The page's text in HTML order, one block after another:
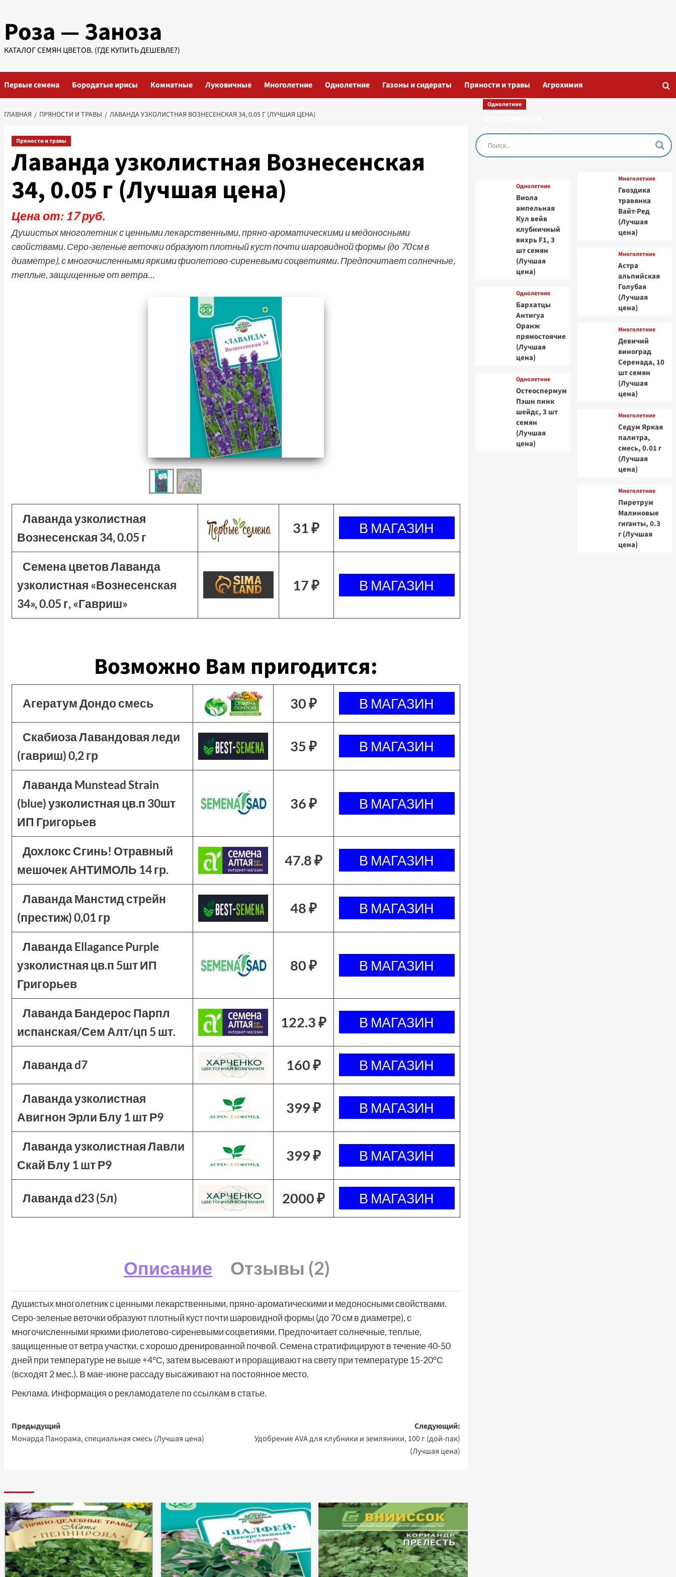
содержимому
Роза — Заноза
КАТАЛОГ СЕМЯН ЦВЕТОВ. (ГДЕ КУПИТЬ ДЕШЕВЛЕ?)
Первые семена Бородатые ирисы Комнатные Луковичные Многолетние Однолетние Газоны и сидераты Пряности и травы Агрохимия
ГЛАВНАЯ ПРЯНОСТИ И ТРАВЫ ЛАВАНДА УЗКОЛИСТНАЯ ВОЗНЕСЕНСКАЯ 34, 0.05 Г (ЛУЧШАЯ ЦЕНА)
Пряности и травы
Лаванда узколистная Вознесенская
34, 0.05 г (Лучшая цена)
Цена от: 17 руб.
Душистых многолетник с ценными лекарственными, пряно-ароматическими и медоносными
свойствами. Серо-зеленые веточки образуют плотный куст почти шаровидной формы (до 70 см в
диаметре), с многочисленными яркими фиолетово-сиреневыми соцветиями. Предпочитает солнечные,
теплые, защищенные от ветра…
Лаванда узколистная
Вознесенская 34, 0.05 г
31 ₽
Семена цветов Лаванда
узколистная «Вознесенская
34», 0.05 г, «Гавриш»
17 ₽
Возможно Вам пригодится:
Агератум Дондо смесь 30 ₽
Скабиоза Лавандовая леди
(гавриш) 0,2 гр
35 ₽
Лаванда Munstead Strain
(blue) узколистная цв.п 30шт
ИП Григорьев
36 ₽
Дохлокс Сгинь! Отравный
мешочек АНТИМОЛЬ 14 гр.
47.8 ₽
Лаванда Манстид стрейн
(престиж) 0,01 гр
48 ₽
Лаванда Ellagance Purple
узколистная цв.п 5шт ИП
Григорьев
80 ₽
Лаванда Бандерос Парпл
испанская/Сем Алт/цп 5 шт.
122.3 ₽
Лаванда d7 160 ₽
Лаванда узколистная
Авигнон Эрли Блу 1 шт Р9
399 ₽
Лаванда узколистная Лавли
Скай Блу 1 шт Р9
399 ₽
Лаванда d23 (5л) 2000 ₽
Описание Отзывы (2)
Душистых многолетник с ценными лекарственными, пряно-ароматическими и медоносными свойствами.
Серо-зеленые веточки образуют плотный куст почти шаровидной формы (до 70 см в диаметре), с
многочисленными яркими фиолетово-сиреневыми соцветиями. Предпочитает солнечные, теплые,
защищенные от ветра участки, с хорошо дренированной почвой. Семена стратифицируют в течение 40-50
дней при температуре не выше +4°С, затем высевают и проращивают на свету при температуре 15-20°С
(всходят 2 мес.). В мае-июне рассаду высаживают на постоянное место.
Реклама. Информация о рекламодателе по ссылкам в статье.
Навигация
записи
Предыдущий
Монарда Панорама, специальная смесь (Лучшая цена)
Следующий:
Удобрение AVA для клубники и земляники, 100 г (дой-пак)
(Лучшая цена)
Однолетние
Пэшн Роуз, 3 шт
семян (Лучшая
цена)
Однолетние
Виола
ампельная
Кул вейв
клубничный
вихрь F1, 3
шт семян
(Лучшая
цена)
Однолетние
Бархатцы
Антигуа
Оранж
прямостоячие
(Лучшая
цена)
Однолетние
Остеоспермум
Пэшн пинк
шейдс, 3 шт
семян
(Лучшая
цена)
Многолетние
Гвоздика
травянка
Вайт-Ред
(Лучшая
цена)
Многолетние
Астра
альпийская
Голубая
(Лучшая
цена)
Многолетние
Девичий
виноград
Серенада, 10
шт семян
(Лучшая
цена)
Многолетние
Седум Яркая
палитра,
смесь, 0.01 г
(Лучшая
цена)
Многолетние
Пиретрум
Малиновые
гиганты, 0.3
г (Лучшая
цена)